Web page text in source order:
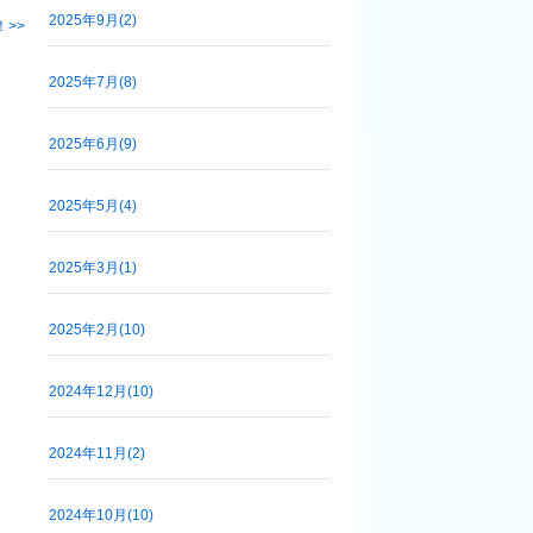
2025年9月(2)
2025年7月(8)
2025年6月(9)
2025年5月(4)
2025年3月(1)
2025年2月(10)
2024年12月(10)
2024年11月(2)
2024年10月(10)